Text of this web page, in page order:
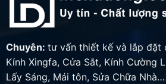
Chuyên: tư vấn thiết kế và lắp đặt
Kính Xingfa, Cửa Sắt, Kính Cường
Lấy Sáng, Mái tôn, Sửa Chữa Nhà…